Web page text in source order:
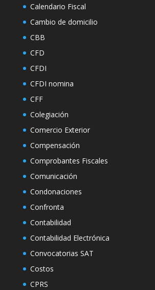
Calendario Fiscal
Cambio de domicilio
CBB
CFD
CFDI
CFDI nomina
CFF
Colegiación
Comercio Exterior
Compensación
Comprobantes Fiscales
Comunicación
Condonaciones
Confronta
Contabilidad
Contabilidad Electrónica
Convocatorias SAT
Costos
CPRS